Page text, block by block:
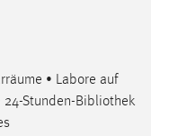
• Labore auf
Stunden-Bibliothek